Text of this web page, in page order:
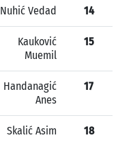
Nuhić Vedad 14
Kauković
Muemil
15
Handanagić
Anes
17
Skalić Asim 18